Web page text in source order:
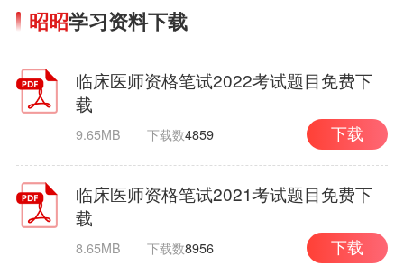
昭昭学习资料下载
临床医师资格笔试2022考试题目免费下
载
9.65MB 下载数4859 下载
临床医师资格笔试2021考试题目免费下
载
8.65MB 下载数8956 下载